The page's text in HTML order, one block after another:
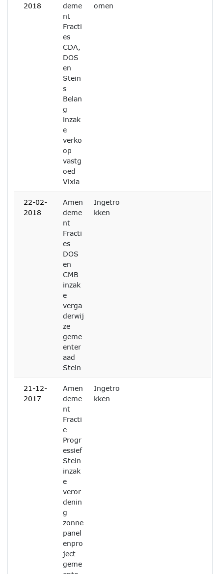
2018
deme
nt
Fracti
es
CDA,
DOS
en
Stein
s
Belan
g
inzak
e
verko
op
vastg
oed
Vixia
omen
22-02-
2018
Amen
deme
nt
Fracti
es
DOS
en
CMB
inzak
e
verga
derwij
ze
geme
enter
aad
Stein
Ingetro
kken
21-12-
2017
Amen
deme
nt
Fracti
e
Progr
essief
Stein
inzak
e
veror
denin
g
zonne
panel
enpro
ject
geme
Ingetro
kken